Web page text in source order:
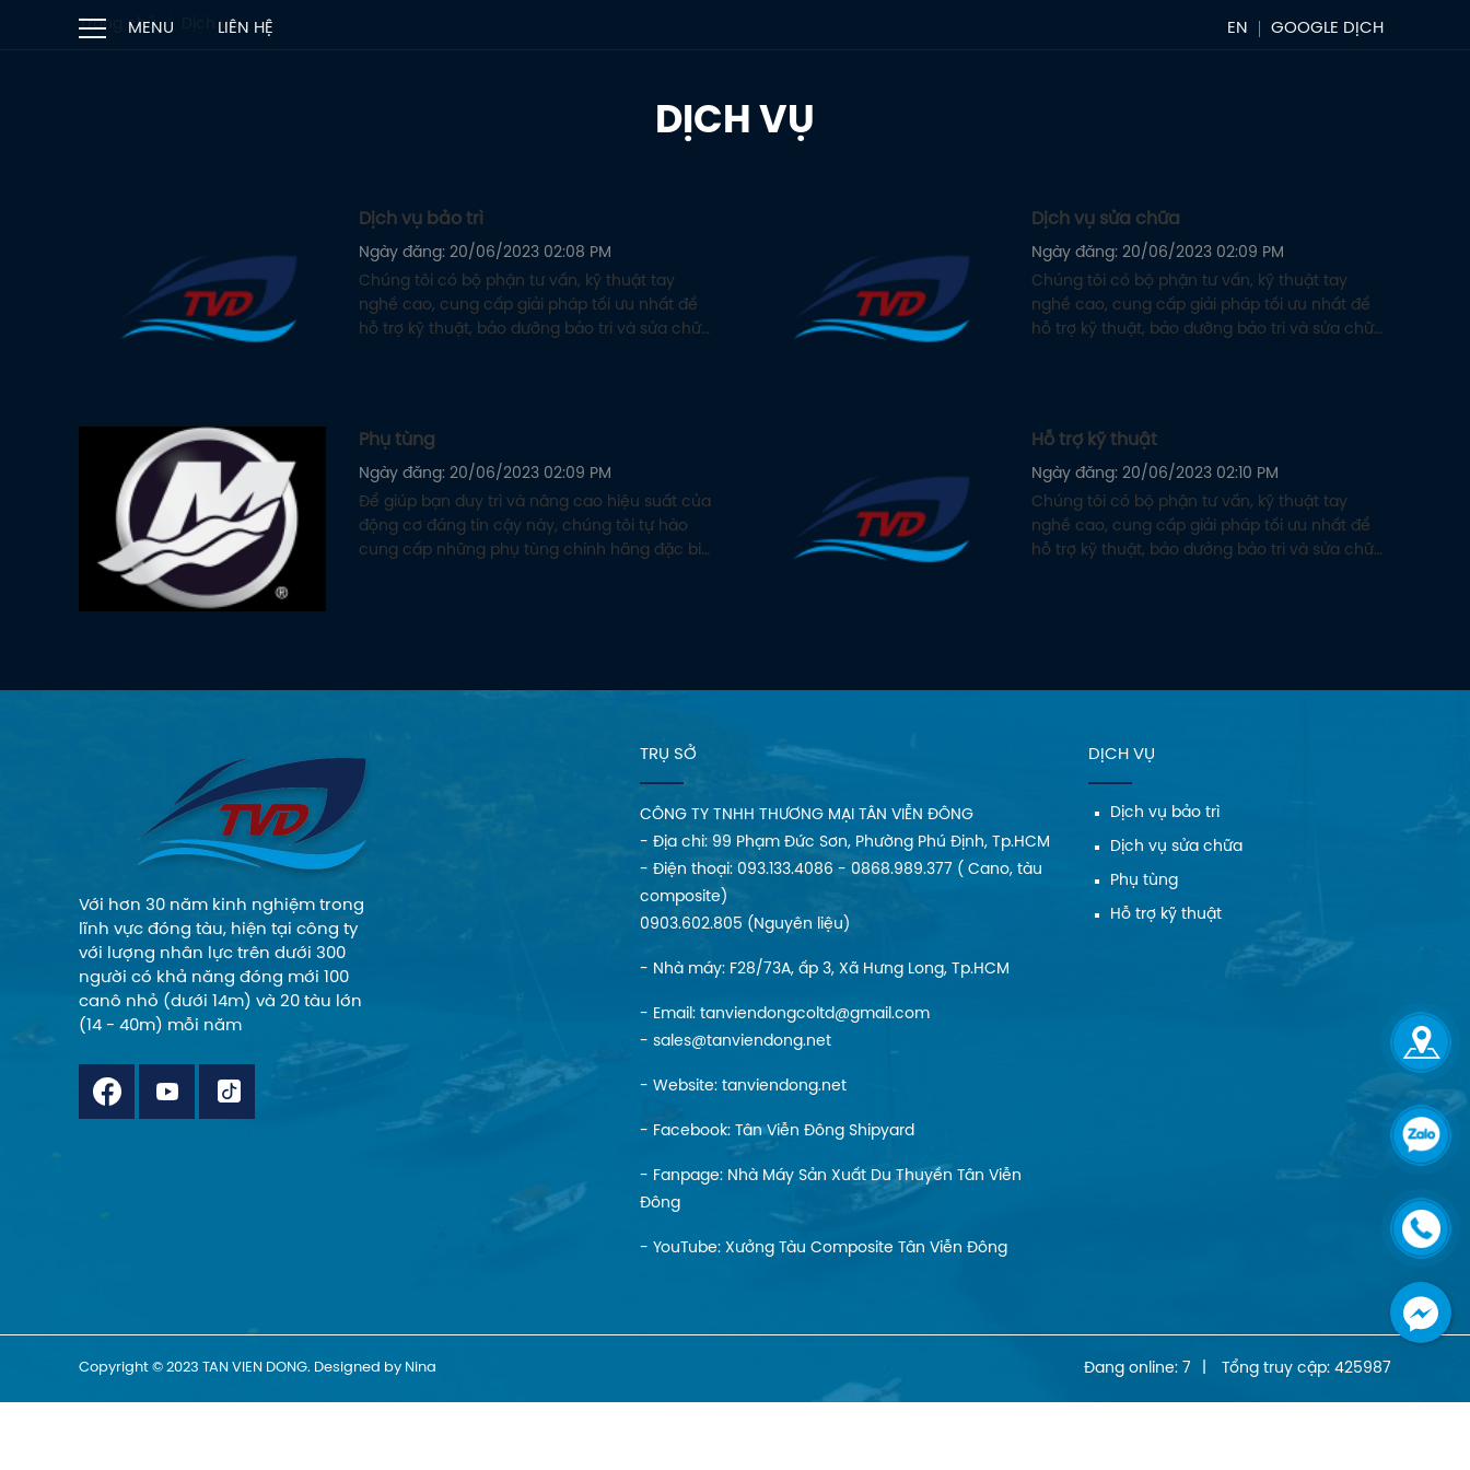
MENU LIÊN HỆ EN
Trang chủ Dịch vụ
DỊCH VỤ
Dịch vụ bảo trì
Ngày đăng: 20/06/2023 02:08 PM
Chúng tôi có bộ phận tư vấn, kỹ thuật tay
nghề cao, cung cấp giải pháp tối ưu nhất để
hỗ trợ kỹ thuật, bảo dưỡng bảo trì và sửa chữa
Dịch vụ sửa chữa
Ngày đăng: 20/06/2023 02:09 PM
Chúng tôi có bộ phận tư vấn, kỹ thuật tay
nghề cao, cung cấp giải pháp tối ưu nhất để
hỗ trợ kỹ thuật, bảo dưỡng bảo trì và sửa chữa
Phụ tùng
Ngày đăng: 20/06/2023 02:09 PM
Để giúp bạn duy trì và nâng cao hiệu suất của
động cơ đáng tin cậy này, chúng tôi tự hào
cung cấp những phụ tùng chính hãng đặc biệt
Hỗ trợ kỹ thuật
Ngày đăng: 20/06/2023 02:10 PM
Chúng tôi có bộ phận tư vấn, kỹ thuật tay
nghề cao, cung cấp giải pháp tối ưu nhất để
hỗ trợ kỹ thuật, bảo dưởng bảo trì và sửa chữa
Với hơn 30 năm kinh nghiệm trong
lĩnh vực đóng tàu, hiện tại công ty
với lượng nhân lực trên dưới 300
người có khả năng đóng mới 100
canô nhỏ (dưới 14m) và 20 tàu lớn
(14 - 40m) mỗi năm
TRỤ SỞ
CÔNG TY TNHH THƯƠNG MẠI TÂN VIỄN ĐÔNG
- Địa chi: 99 Phạm Đức Sơn, Phường Phú Định, Tp.HCM
- Điện thoại: 093.133.4086 - 0868.989.377 ( Cano, tàu
composite)
0903.602.805 (Nguyên liệu)
- Nhà máy: F28/73A, ấp 3, Xã Hưng Long, Tp.HCM
- Email: tanviendongcoltd@gmail.com
- sales@tanviendong.net
- Website: tanviendong.net
- Facebook: Tân Viễn Đông Shipyard
- Fanpage: Nhà Máy Sản Xuất Du Thuyền Tân Viễn
Đông
- YouTube: Xưởng Tàu Composite Tân Viễn Đông
DỊCH VỤ
Dịch vụ bảo trì
Dịch vụ sửa chữa
Phụ tùng
Hỗ trợ kỹ thuật
Copyright © 2023 TAN VIEN DONG. Designed by Nina Đang online: 7 Tổng truy cập: 425987